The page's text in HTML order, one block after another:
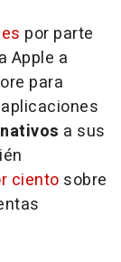
por parte
Apple a
para
a sus
ciento sobre